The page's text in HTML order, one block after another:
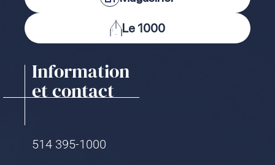
Le 1000
Information
et contact
514 395-1000